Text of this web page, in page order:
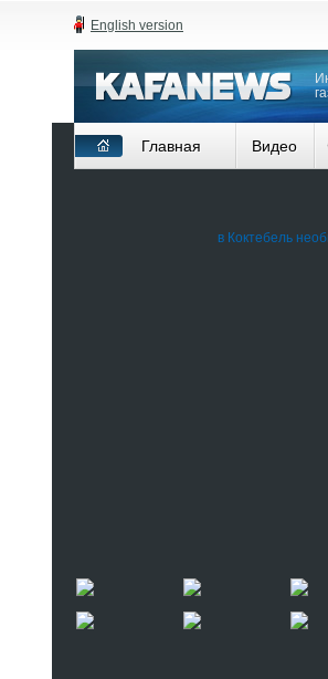
English version
Главная Видео